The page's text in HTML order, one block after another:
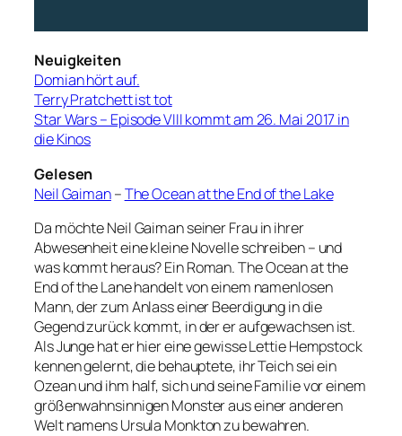
Neuigkeiten
Domian hört auf.
Terry Pratchett ist tot
Star Wars – Episode VIII kommt am 26. Mai 2017 in
die Kinos
Gelesen
Neil Gaiman–The Ocean at the End of the Lake
Da möchte Neil Gaiman seiner Frau in ihrer
Abwesenheit eine kleine Novelle schreiben – und
was kommt heraus? Ein Roman. The Ocean at the
End of the Lane handelt von einem namenlosen
Mann, der zum Anlass einer Beerdigung in die
Gegend zurück kommt, in der er aufgewachsen ist.
Als Junge hat er hier eine gewisse Lettie Hempstock
kennen gelernt, die behauptete, ihr Teich sei ein
Ozean und ihm half, sich und seine Familie vor einem
größenwahnsinnigen Monster aus einer anderen
Welt namens Ursula Monkton zu bewahren.